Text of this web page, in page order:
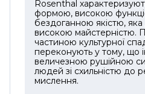
Rosenthal
формою, високою
бездоганною якістю, яка
високою майстерністю.
частиною культурної
переконують у тому, що
величезною рушійною
людей зі схильністю до
мислення.